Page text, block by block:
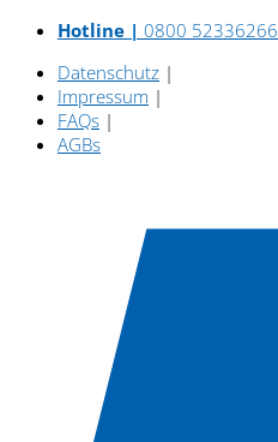
Hotline | 0800 52336266
Datenschutz |
Impressum |
FAQs |
AGBs